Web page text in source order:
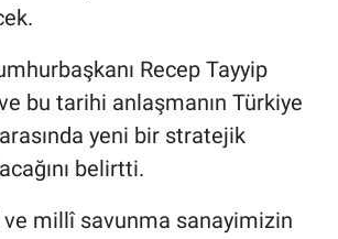
Recep Tayyip
bu tarihi anlaşmanın Türkiye
yeni bir stratejik
belirtti.
ve millî savunma sanayimizin